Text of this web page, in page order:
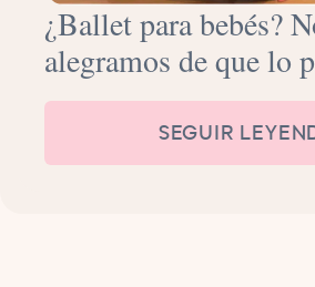
¿Ballet para bebés?
alegramos de que lo
SEGUIR